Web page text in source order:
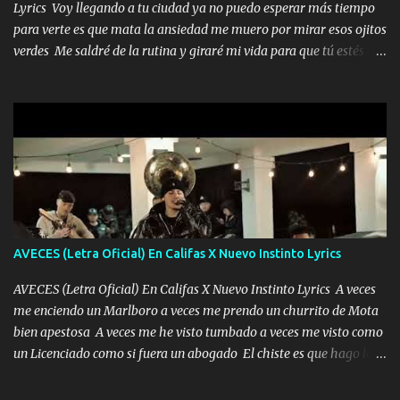
Lyrics Voy llegando a tu ciudad ya no puedo esperar más tiempo
para verte es que mata la ansiedad me muero por mirar esos ojitos
verdes Me saldré de la rutina y giraré mi vida para que tú estés en
solo yo tendre el candado 🔒 del amor ❤️ Música Mil y un besos
para dar ya estando en tu ciudad no habrá quien lo detenga si las
copas van de más vayamos a un lugar y cerremos las puertas
Entre alcohol y besos se va incrementado el Fuego en esa
habitación ya no mires más el reloj Única por donde vas me curas
tú mi mal moviendo tu silueta no hay otra que te sea igual te ves
tan especial por eso es que me tientas Aquí estoy no dejaré que se
te acerque nadie porque solo yo tendre el candado 🔒 del a...
AVECES (Letra Oficial) En Califas X Nuevo Instinto Lyrics
AVECES (Letra Oficial) En Califas X Nuevo Instinto Lyrics A veces
me enciendo un Marlboro a veces me prendo un churrito de Mota
bien apestosa A veces me he visto tumbado a veces me visto como
un Licenciado como si fuera un abogado El chiste es que hago lo